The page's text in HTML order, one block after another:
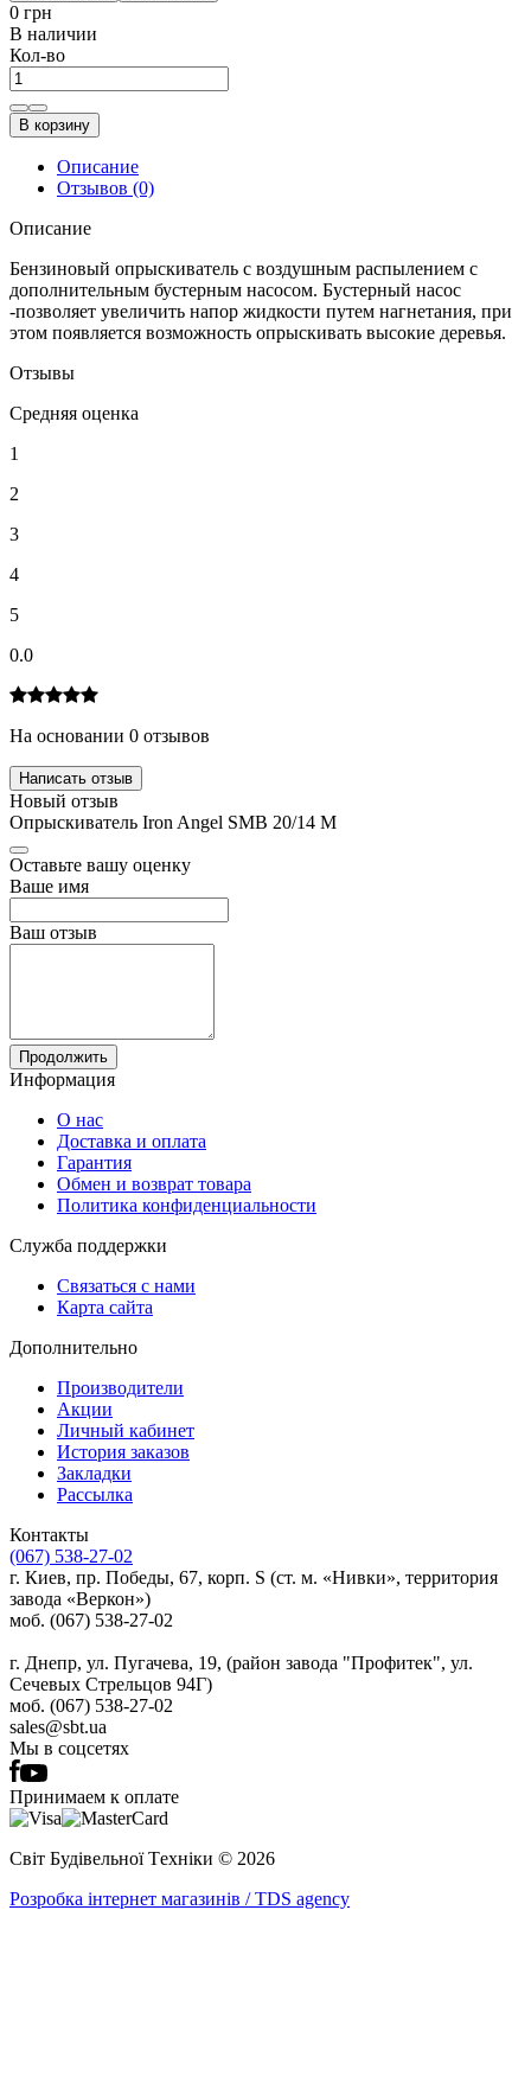
0 грн
В наличии
Кол-во
В корзину
Описание
Отзывов (0)
Описание
Бензиновый опрыскиватель с воздушным распылением с
дополнительным бустерным насосом. Бустерный насос
-позволяет увеличить напор жидкости путем нагнетания, при
этом появляется возможность опрыскивать высокие деревья.
Отзывы
Средняя оценка
1
2
3
4
5
0.0
На основании 0 отзывов
Написать отзыв
Новый отзыв
Опрыскиватель Iron Angel SMB 20/14 M
Оставьте вашу оценку
Ваше имя
Ваш отзыв
Продолжить
Информация
О нас
Доставка и оплата
Гарантия
Обмен и возврат товара
Политика конфиденциальности
Служба поддержки
Связаться с нами
Карта сайта
Дополнительно
Производители
Акции
Личный кабинет
История заказов
Закладки
Рассылка
Контакты
(067) 538-27-02
г. Киев, пр. Победы, 67, корп. S (ст. м. «Нивки», территория
завода «Веркон»)
моб. (067) 538-27-02
г. Днепр, ул. Пугачева, 19, (район завода "Профитек", ул.
Сечевых Стрельцов 94Г)
моб. (067) 538-27-02
sales@sbt.ua
Мы в соцсетях
Принимаем к оплате
Світ Будівельної Tехніки © 2026
Розробка інтернет магазинів / TDS agency